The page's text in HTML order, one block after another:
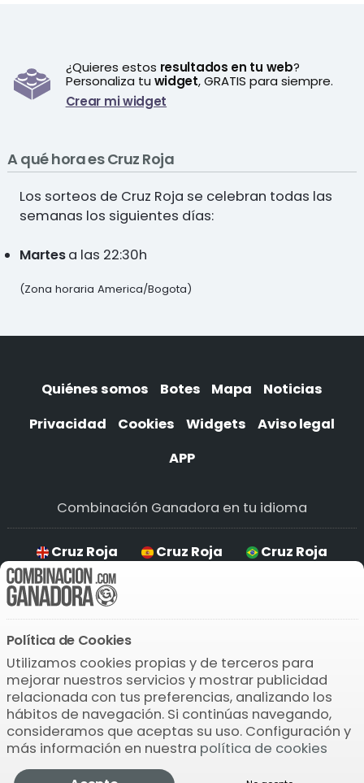
Cruz Roja
¿Quieres estos resultados en tu web?
Personaliza tu widget, GRATIS para siempre.
Crear mi widget
A qué hora es Cruz Roja
Los sorteos de Cruz Roja se celebran todas las
semanas los siguientes días:
Martesa las 22:30h
(Zona horaria America/Bogota)
Quiénes somos Botes Mapa
Noticias
Privacidad
Cookies Widgets
Aviso legal
APP
Combinación Ganadora en tu idioma
Cruz Roja Cruz Roja Cruz Roja
Descarga la APP
Política de Cookies
Utilizamos cookies propias y de terceros para
mejorar nuestros servicios y mostrar publicidad
relacionada con tus preferencias, analizando los
hábitos de navegación. Si continúas navegando,
consideramos que aceptas su uso. Configuración y
más información en nuestra política de cookies